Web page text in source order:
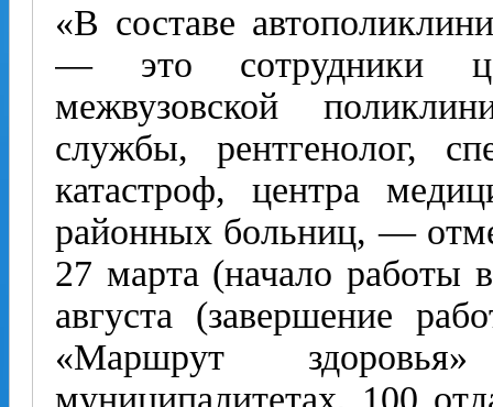
«В составе
— это сотрудники
межвузовской
службы, рентгенолог,
катастроф, центра
районных больниц, —
27 марта (начало работы
августа (завершение
«Маршрут
муниципалитетах, 100